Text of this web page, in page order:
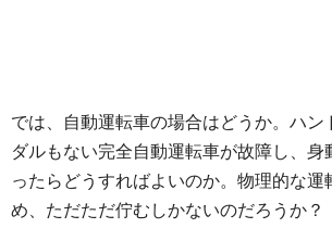
では、自動運転車の場合はどうか。ハン
ダルもない完全自動運転車が故障し、身
ったらどうすればよいのか。物理的な運
め、ただただ佇むしかないのだろうか？